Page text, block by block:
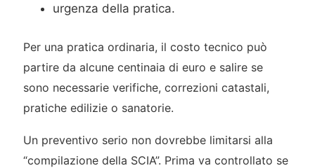
urgenza della pratica.
Per una pratica ordinaria, il costo tecnico può
partire da alcune centinaia di euro e salire se
sono necessarie verifiche, correzioni catastali,
pratiche edilizie o sanatorie.
Un preventivo serio non dovrebbe limitarsi alla
“compilazione della SCIA”. Prima va controllato se